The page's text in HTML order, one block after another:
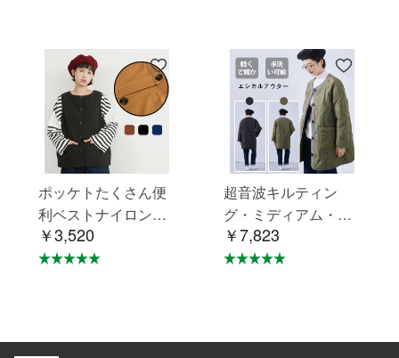
ポッケトたくさん便
利ベストナイロン素
材摩擦に強い KNNV
302
￥3,520
超音波キルティン
グ・ミディアム・ジ
ャケット・エシカル
アウター・コート K
￥7,823